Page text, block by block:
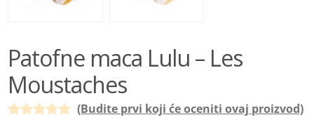
Patofne maca Lulu – Les
Moustaches
(Budite prvi koji će oceniti ovaj proizvod)